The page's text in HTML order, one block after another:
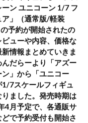
ーン ユニコーン 1/7 フ
ア」（通常版/軽装
予約が開始されたの
ビューや内容、価格な
新情報まとめていきま
んだらーより「アズー
ン」から「ユニコー
1/7スケールフィギュ
りました。発売時期は
4月予定で、各通販サ
どで予約受付も開始さ